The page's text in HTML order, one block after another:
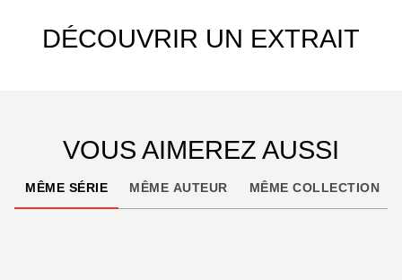
DÉCOUVRIR UN EXTRAIT
VOUS AIMEREZ AUSSI
MÊME SÉRIE MÊME AUTEUR MÊME COLLECTION